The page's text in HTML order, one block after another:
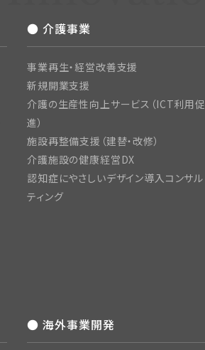
● 介護事業
事業再生・経営改善支援
新規開業支援
介護の生産性向上サービス（ICT利用促
進）
施設再整備支援（建替・改修）
介護施設の健康経営DX
認知症にやさしいデザイン導入コンサル
ティング
● 海外事業開発